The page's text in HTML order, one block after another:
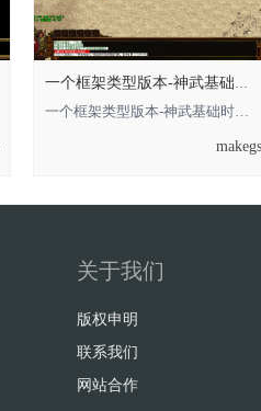
一个框架类型版本-神武基础时长版的，借鉴
一个框架类型版本-神武基础时长版的**** 本内容被作者隐藏 ****，借鉴即可 金币
makegs
关于我们
版权申明
联系我们
网站合作